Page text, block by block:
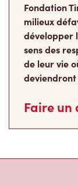
Fondation
milieux
développer
sens des
de leur vie
deviendront
Faire un